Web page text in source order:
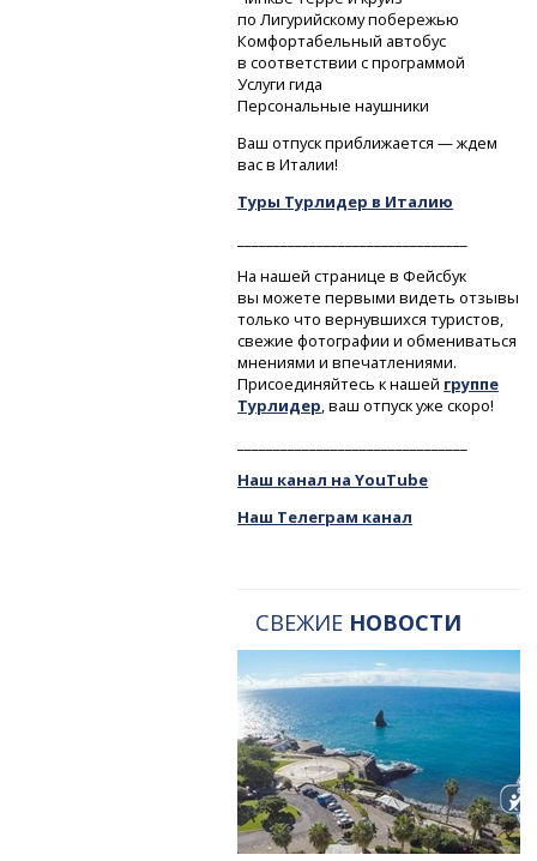
по Лигурийскому побережью
Комфортабельный автобус
в соответствии с программой
Услуги гида
Персональные наушники
Ваш отпуск приближается — ждем
вас в Италии!
Туры Турлидер в Италию
На нашей странице в Фейсбук
вы можете первыми видеть отзывы
только что вернувшихся туристов,
свежие фотографии и обмениваться
мнениями и впечатлениями.
Присоединяйтесь к нашей группе
Турлидер, ваш отпуск уже скоро!
Наш канал на YouTube
Наш Телеграм канал
СВЕЖИЕ НОВОСТИ